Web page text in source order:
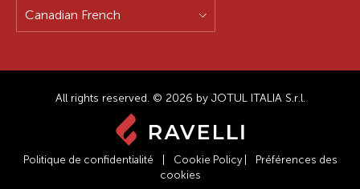
Canadian French
All rights reserved. © 2026 by JOTUL ITALIA S.r.l.
Politique de confidentialité Cookie Policy
Préférences des
cookies